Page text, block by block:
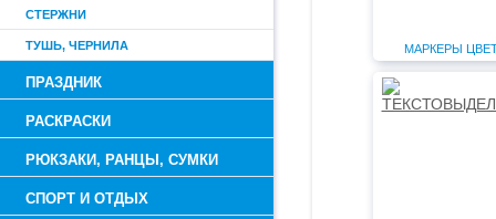
СТЕРЖНИ
ТУШЬ, ЧЕРНИЛА
ПРАЗДНИК
РАСКРАСКИ
РЮКЗАКИ, РАНЦЫ, СУМКИ
СПОРТ И ОТДЫХ
МАРКЕРЫ